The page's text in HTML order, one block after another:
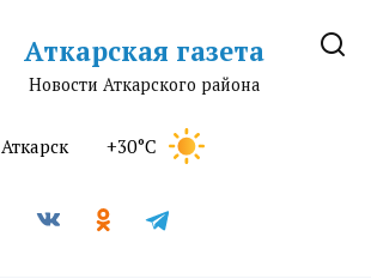
Аткарская газета
Новости Аткарского района
Аткарск +30°C